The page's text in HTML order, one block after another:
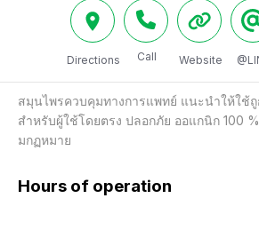
Directions Call Website
สมุนไพรควบคุมทางการแพทย์ แนะนำให้ใช้
สำหรับผู้ใช้โดยตรง ปลอกภัย ออแกนิก 100
มกฏหมาย
Hours of operation